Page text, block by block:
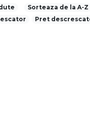
Sorteaza de la A-Z
Pret